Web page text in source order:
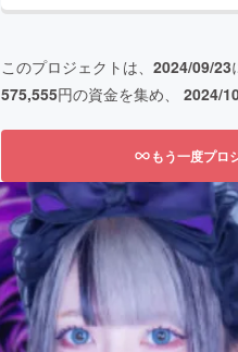
このプロジェクトは、 2024/09/23
575,555円の資金を集め、 2024/
もう一度プロ